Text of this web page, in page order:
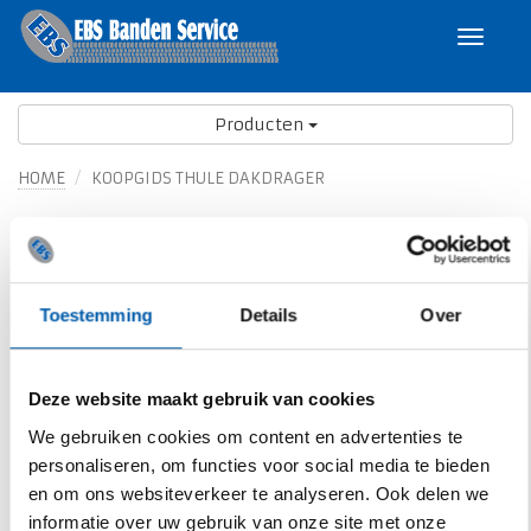
Toestemming Details Over
Deze website maakt gebruik van cookies
We gebruiken cookies om content en advertenties te
personaliseren, om functies voor social media te bieden
en om ons websiteverkeer te analyseren. Ook delen we
informatie over uw gebruik van onze site met onze
Toggle
Producten
HOME KOOPGIDS THULE DAKDRAGER
Koopgids Thule Dakdragers